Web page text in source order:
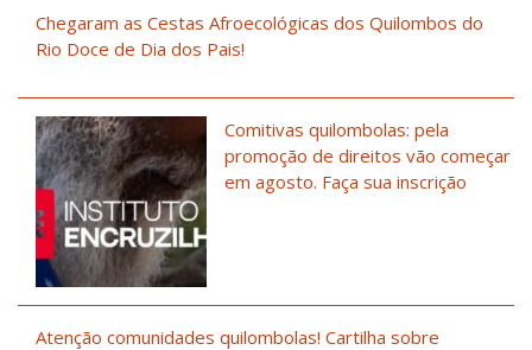
Chegaram as Cestas Afroecológicas dos Quilombos do
Rio Doce de Dia dos Pais!
Comitivas quilombolas: pela
promoção de direitos vão começar
em agosto. Faça sua inscrição
Atenção comunidades quilombolas! Cartilha sobre